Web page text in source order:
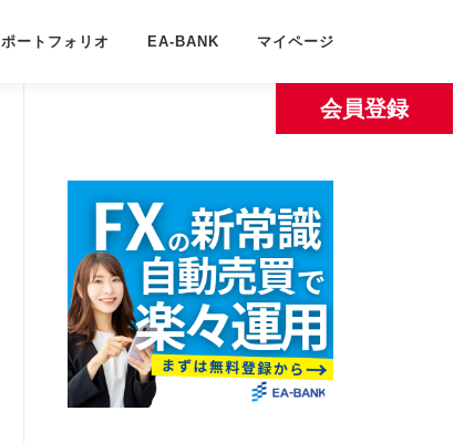
ポートフォリオ EA-BANK マイページ
会員登録